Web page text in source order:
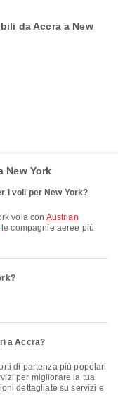
da Accra a New
New York
i voli per New York?
vola con Austrian
le compagnie aeree più
a Accra?
di partenza più popolari
per migliorare la tua
dettagliate su servizi e